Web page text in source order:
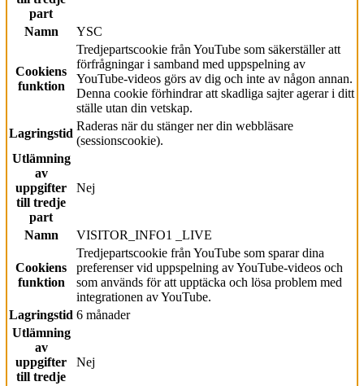
part
Namn YSC
Cookiens
funktion
Tredjepartscookie från YouTube som säkerställer att
förfrågningar i samband med uppspelning av
YouTube-videos görs av dig och inte av någon annan.
Denna cookie förhindrar att skadliga sajter agerar i ditt
ställe utan din vetskap.
Lagringstid
Raderas när du stänger ner din webbläsare
(sessionscookie).
Utlämning
av
uppgifter
till tredje
part
Nej
Namn VISITOR_INFO1 _LIVE
Cookiens
funktion
Tredjepartscookie från YouTube som sparar dina
preferenser vid uppspelning av YouTube-videos och
som används för att upptäcka och lösa problem med
integrationen av YouTube.
Lagringstid 6 månader
Utlämning
av
uppgifter
till tredje
Nej